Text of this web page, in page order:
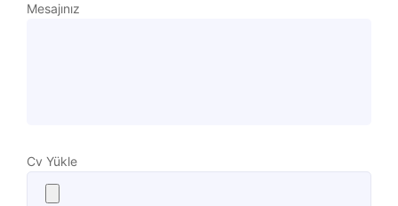
Mesajınız
Cv Yükle